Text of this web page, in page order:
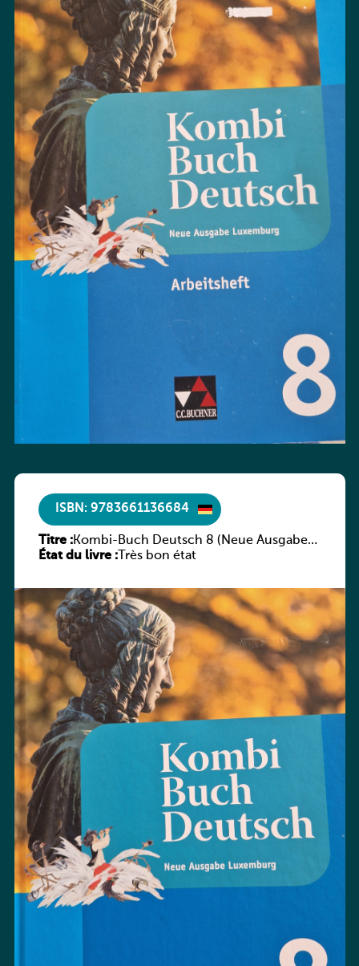
ISBN: 9783661136684
Titre :Kombi-Buch Deutsch 8 (Neue Ausgabe
Luxemburg)
État du livre :Très bon état